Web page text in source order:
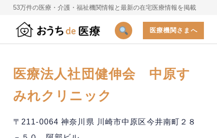
53万件の医療・介護・福祉機関情報と最新の在宅医療情報を掲載
医療機関さまへ
医療法人社団健伸会 中原す
みれクリニック
〒211-0064 神奈川県 川崎市中原区今井南町２８